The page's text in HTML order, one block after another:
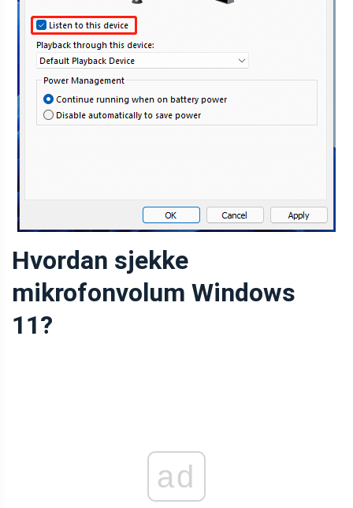
Hvordan sjekke
mikrofonvolum Windows
11?
ad